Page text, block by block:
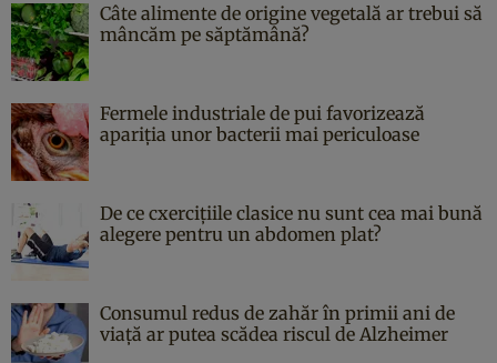
Câte alimente de origine vegetală ar trebui să
mâncăm pe săptămână?
Fermele industriale de pui favorizează
apariția unor bacterii mai periculoase
De ce cxercițiile clasice nu sunt cea mai bună
alegere pentru un abdomen plat?
Consumul redus de zahăr în primii ani de
viață ar putea scădea riscul de Alzheimer